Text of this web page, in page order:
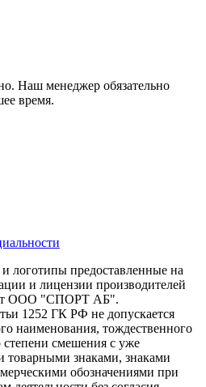
Наш менеджер обязательно
время.
логотипы предоставленные на
и лицензии производителей
ООО "СПОРТ АБ".
1252 ГК РФ не допускается
наименования, тождественного
степени смешения с уже
товарными знаками, знаками
обозначениями при